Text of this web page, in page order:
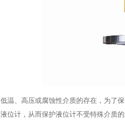
温、高压或腐蚀性介质的存在，为了
位计，从而保护液位计不受特殊介质的